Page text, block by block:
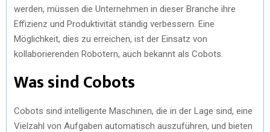
werden, müssen die Unternehmen in dieser Branche ihre
Effizienz und Produktivität ständig verbessern. Eine
Möglichkeit, dies zu erreichen, ist der Einsatz von
kollaborierenden Robotern, auch bekannt als Cobots.
Was sind Cobots
Cobots sind intelligente Maschinen, die in der Lage sind, eine
Vielzahl von Aufgaben automatisch auszuführen, und bieten